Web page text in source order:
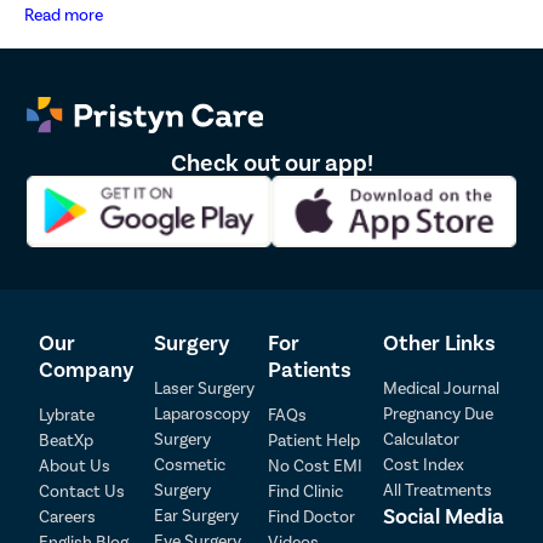
খৎনা অস্ত্রোপচারের পরে পুনরুদ্ধারের উন্নতির জন্য
পরিষ্কার-পরিচ্ছন্নতা বজায় রাখুন এবং পেনাইলটি প্রতিবার ধোয়ার সময় শুকিয়ে
নিন
অস্ত্রোপচারের পর অন্তত 3-4 সপ্তাহ হস্তমৈথুন এবং যৌনতা এড়িয়ে
চলুন।
পুনরুদ্ধারের সময়কালে ভারী উত্তোলন এবং তীব্র ব্যায়াম এড়ানোর চেষ্টা
করুন।
দিনে অন্তত দুবার আপনার ক্ষত পরিষ্কার করুন।
আপনার পুনরুদ্ধারের সময়কালে অ্যালকোহলযুক্ত পানীয় পান করা এড়িয়ে
চলুন।
and marketing communications.
Read more
Check out our app!
Our
Company
Lybrate
BeatXp
About Us
Contact Us
Careers
Surgery
Laser Surgery
Laparoscopy
Surgery
Cosmetic
Surgery
Ear Surgery
For
Patients
FAQs
Patient Help
No Cost EMI
Find Clinic
Find Doctor
Other Links
Medical Journal
Pregnancy Due
Calculator
Cost Index
All Treatments
Social Media
Patient Detail